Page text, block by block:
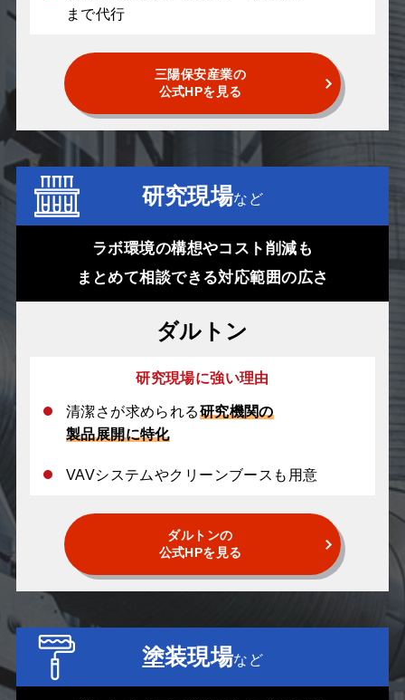
まで代行
三陽保安産業の
公式HPを見る
研究現場など
ラボ環境の構想やコスト削減も
まとめて相談できる対応範囲の広さ
ダルトン
研究現場に強い理由
清潔さが求められる研究機関の
製品展開に特化
VAVシステムやクリーンブースも用意
ダルトンの
公式HPを見る
塗装現場など